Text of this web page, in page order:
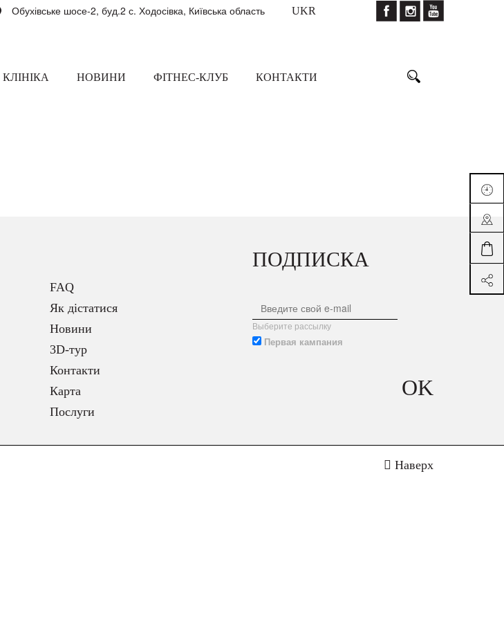
Обухівське шосе-2, буд.2 с. Ходосівка, Київська область UKR
КЛІНІКА НОВИНИ ФІТНЕС-КЛУБ КОНТАКТИ
FAQ
Як дістатися
Новини
3D-тур
Контакти
Карта
Послуги
ПОДПИСКА
Выберите рассылку
Первая кампания
OK
Наверх